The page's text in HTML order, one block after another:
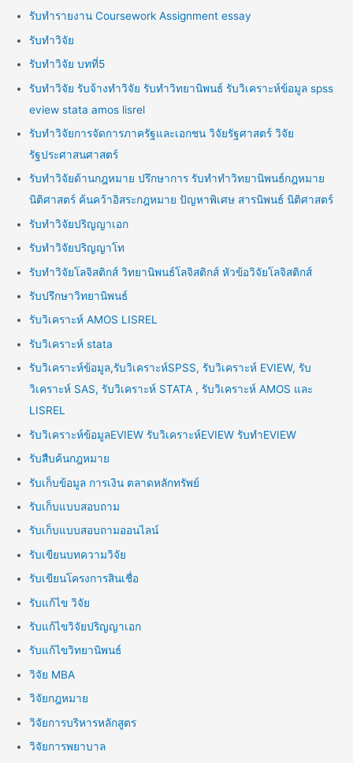
รับทำรายงาน Coursework Assignment essay
รับทำวิจัย
รับทำวิจัย บทที่5
รับทำวิจัย รับจ้างทำวิจัย รับทำวิทยานิพนธ์ รับวิเคราะห์ข้อมูล spss
eview stata amos lisrel
รับทำวิจัยการจัดการภาครัฐและเอกชน วิจัยรัฐศาสตร์ วิจัย
รัฐประศาสนศาสตร์
รับทำวิจัยด้านกฎหมาย ปรึกษาการ รับทำทำวิทยานิพนธ์กฎหมาย
นิติศาสตร์ ค้นคว้าอิสระกฎหมาย ปัญหาพิเศษ สารนิพนธ์ นิติศาสตร์
รับทำวิจัยปริญญาเอก
รับทำวิจัยปริญญาโท
รับทำวิจัยโลจิสติกส์ วิทยานิพนธ์โลจิสติกส์ หัวข้อวิจัยโลจิสติกส์
รับปรึกษาวิทยานิพนธ์
รับวิเคราะห์ AMOS LISREL
รับวิเคราะห์ stata
รับวิเคราะห์ข้อมูล,รับวิเคราะห์SPSS, รับวิเคราะห์ EVIEW, รับ
วิเคราะห์ SAS, รับวิเคราะห์ STATA , รับวิเคราะห์ AMOS และ
LISREL
รับวิเคราะห์ข้อมูลEVIEW รับวิเคราะห์EVIEW รับทำEVIEW
รับสืบค้นกฎหมาย
รับเก็บข้อมูล การเงิน ตลาดหลักทรัพย์
รับเก็บแบบสอบถาม
รับเก็บแบบสอบถามออนไลน์
รับเขียนบทความวิจัย
รับเขียนโครงการสินเชื่อ
รับแก้ไข วิจัย
รับแก้ไขวิจัยปริญญาเอก
รับแก้ไขวิทยานิพนธ์
วิจัย MBA
วิจัยกฎหมาย
วิจัยการบริหารหลักสูตร
วิจัยการพยาบาล